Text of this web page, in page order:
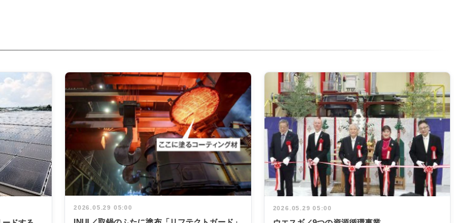
2026.05.29 05:00 2026.05.29 05:00